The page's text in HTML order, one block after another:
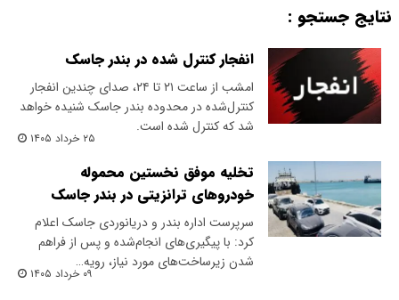
نتایج جستجو :
انفجار کنترل شده در بندر جاسک
امشب از ساعت ۲۱ تا ۲۴، صدای چندین انفجار
کنترل‌شده در محدوده بندر جاسک شنیده خواهد
شد که کنترل شده است.
۲۵ خرداد ۱۴۰۵
تخلیه موفق نخستین محموله
خودروهای ترانزیتی در بندر جاسک
سرپرست اداره بندر و دریانوردی جاسک اعلام
کرد: با پیگیری‌های انجام‌شده و پس از فراهم
شدن زیرساخت‌های مورد نیاز، رویه…
۰۹ خرداد ۱۴۰۵